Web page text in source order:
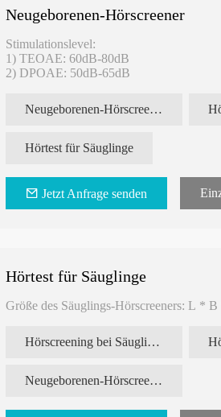
Neugeborenen-Hörscreener
Stimulationslevel:
1) TEOAE: 60dB-80dB
2) DPOAE: 50dB-65dB
Neugeborenen-Hörscreening
Hörtest für Säuglinge
Jetzt Anfrage senden
Hörtest für Säuglinge
Größe des Säuglings-Hörscreeners: L *
Hörscreening bei Säuglingen
Neugeborenen-Hörscreening